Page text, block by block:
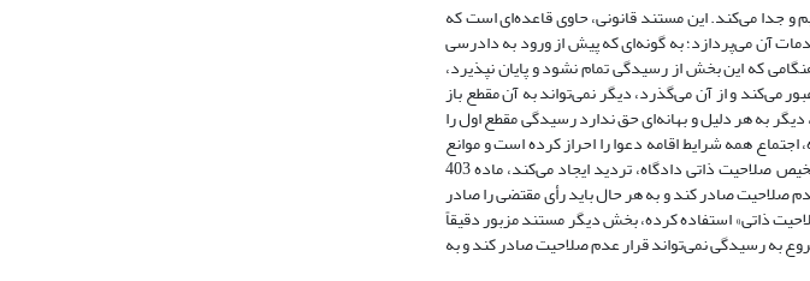
و جدا می‌کند. این مستند قانونی، حاوی قاعده‌ای است که
آن می‌پردازد؛ به گونه‌ای که پیش از ورود به دادرسی
که این بخش از رسیدگی تمام نشود و پایان نپذیرد،
می‌کند و از آن می‌گذرد، دیگر نمی‌تواند به آن مقطع باز
به هر دلیل و بهانه‌ای حق ندارد رسیدگی مقطع اول را
همه شرایط اقامه دعوا را احراز کرده است و موانع
تنها مستندی که از حیث عدم امکان بازگشت به مقاطع پیشین بویژه مقطع مربوط به تشخیص صلاحیت ذاتی دادگاه، تردید ایجاد می‌کند، ماده 403
عدم صلاحیت صادر کند و به هر حال باید رأی مقتضی را صادر
عبارتِ: «با رعایت صلاحیت ذاتی» استفاده کرده، بخش دیگر مستند مزبور دقیقاً
به رسیدگی نمی‌تواند قرار عدم صلاحیت صادر کند و به